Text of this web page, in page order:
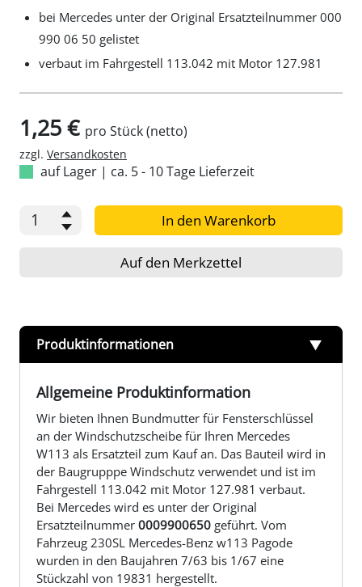
bei Mercedes unter der Original Ersatzteilnummer 000
990 06 50 gelistet
verbaut im Fahrgestell 113.042 mit Motor 127.981
1,25 € pro Stück (netto)
zzgl. Versandkosten
auf Lager | ca. 5 - 10 Tage Lieferzeit
In den Warenkorb
Auf den Merkzettel
Produktinformationen
Allgemeine Produktinformation
Wir bieten Ihnen Bundmutter für Fensterschlüssel
an der Windschutzscheibe für Ihren Mercedes
W113 als Ersatzteil zum Kauf an. Das Bauteil wird in
der Baugrupppe Windschutz verwendet und ist im
Fahrgestell 113.042 mit Motor 127.981 verbaut.
Bei Mercedes wird es unter der Original
Ersatzteilnummer 0009900650 geführt. Vom
Fahrzeug 230SL Mercedes-Benz w113 Pagode
wurden in den Baujahren 7/63 bis 1/67 eine
Stückzahl von 19831 hergestellt.